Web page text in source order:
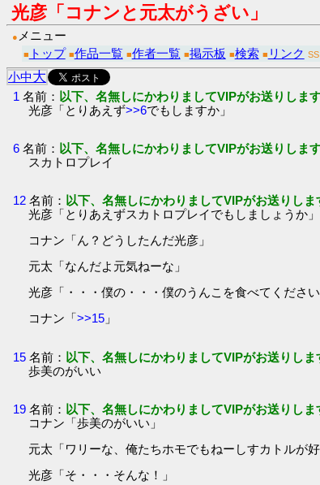
光彦「コナンと元太がうざい」
● メニュー
■ トップ ■作品一覧 ■作者一覧 ■掲示板 ■検索 ■ リンク SS
小中大
1 名前： 以下、名無しにかわりましてVIPがお送りしま
光彦「とりあえず>>6でもしますか」
6 名前： 以下、名無しにかわりましてVIPがお送りしま
スカトロプレイ
12 名前： 以下、名無しにかわりましてVIPがお送りしま
光彦「とりあえずスカトロプレイでもしましょうか」
コナン「ん？どうしたんだ光彦」
元太「なんだよ元気ねーな」
光彦「・・・僕の・・・僕のうんこを食べてくださ
コナン「>>15 」
15 名前： 以下、名無しにかわりましてVIPがお送りしま
歩美のがいい
19 名前： 以下、名無しにかわりましてVIPがお送りしま
コナン「歩美のがいい」
元太「ワリーな、俺たちホモでもねーしすカトルが
光彦「そ・・・そんな！」